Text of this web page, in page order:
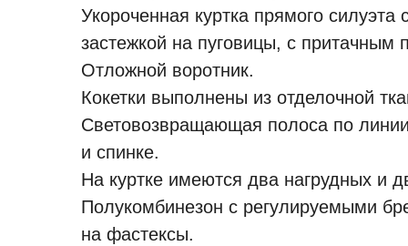
Укороченная куртка прямого силуэта
застежкой на пуговицы, с притачным
Отложной воротник.
Кокетки выполнены из отделочной
Световозвращающая полоса по линии
и спинке.
На куртке имеются два нагрудных и
Полукомбинезон с регулируемыми
на фастексы.